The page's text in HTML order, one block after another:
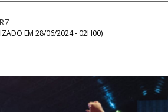
EM 28/06/2024 - 02H00)